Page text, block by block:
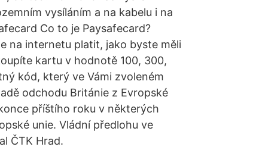
vysíláním a na kabelu i na
Co to je Paysafecard?
na internetu platit, jako byste měli
kartu v hodnotě 100, 300,
kód, který ve Vámi zvoleném
odchodu Británie z Evropské
příštího roku v některých
unie. Vládní předlohu ve
ČTK Hrad.